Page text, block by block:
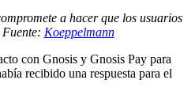
a hacer que los usuarios
Fuente: Koeppelmann
con Gnosis y Gnosis Pay para
recibido una respuesta para el